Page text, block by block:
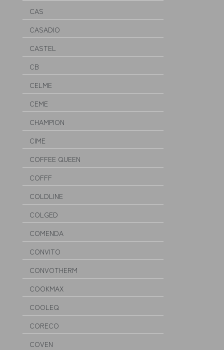
CAS
CASADIO
CASTEL
CB
CELME
CEME
CHAMPION
CIME
COFFEE QUEEN
COFFF
COLDLINE
COLGED
COMENDA
CONVITO
CONVOTHERM
COOKMAX
COOLEQ
CORECO
COVEN